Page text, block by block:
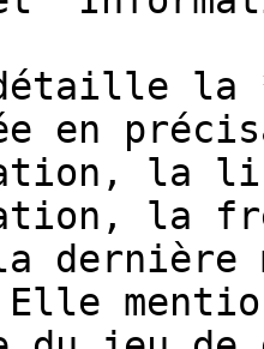
la
en
la
la
dernière
Elle